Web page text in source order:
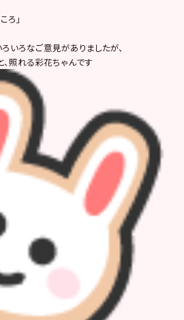
ろ」
ろいろなご意見がありましたが、
と、照れる彩花ちゃんです